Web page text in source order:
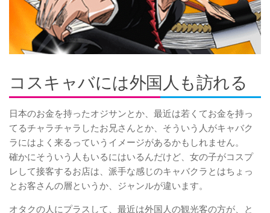
コスキャバには外国人も訪れる
日本のお金を持ったオジサンとか、最近は若くてお金を持っ
てるチャラチャラしたお兄さんとか、そういう人がキャバク
ラにはよく来るっていうイメージがあるかもしれません。
確かにそういう人もいるにはいるんだけど、女の子がコスプ
レして接客するお店は、派手な感じのキャバクラとはちょっ
とお客さんの層というか、ジャンルが違います。
オタクの人にプラスして、最近は外国人の観光客の方が、と